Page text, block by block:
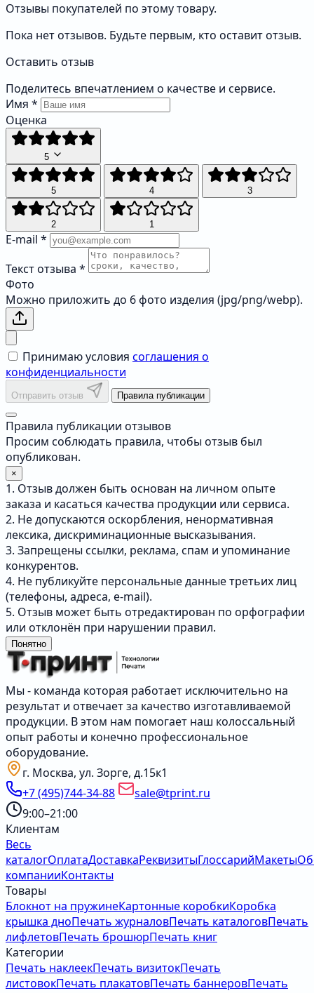
Отзывы покупателей по этому товару.
Пока нет отзывов. Будьте первым, кто оставит отзыв.
Оставить отзыв
Поделитесь впечатлением о качестве и сервисе.
Имя *
Оценка
5
5 4 3
2 1
E-mail *
Текст отзыва *
Фото
Можно приложить до 6 фото изделия (jpg/png/webp).
Принимаю условия соглашения о
конфиденциальности
Отправить отзыв Правила публикации
Правила публикации отзывов
Просим соблюдать правила, чтобы отзыв был
опубликован.
×
1. Отзыв должен быть основан на личном опыте
заказа и касаться качества продукции или сервиса.
2. Не допускаются оскорбления, ненормативная
лексика, дискриминационные высказывания.
3. Запрещены ссылки, реклама, спам и упоминание
конкурентов.
4. Не публикуйте персональные данные третьих лиц
(телефоны, адреса, e-mail).
5. Отзыв может быть отредактирован по орфографии
или отклонён при нарушении правил.
Понятно
Мы - команда которая работает исключительно на
результат и отвечает за качество изготавливаемой
продукции. В этом нам помогает наш колоссальный
опыт работы и конечно профессиональное
оборудование.
г. Москва, ул. Зорге, д.15к1
+7 (495)744-34-88
sale@tprint.ru
9:00–21:00
Клиентам
Весь
каталогОплатаДоставкаРеквизитыГлоссарийМакеты
компанииКонтакты
Товары
Блокнот на пружинеКартонные коробкиКоробка
крышка дноПечать журналовПечать каталоговПечать
лифлетовПечать брошюрПечать книг
Категории
Печать наклеекПечать визитокПечать
листовокПечать плакатовПечать баннеровПечать